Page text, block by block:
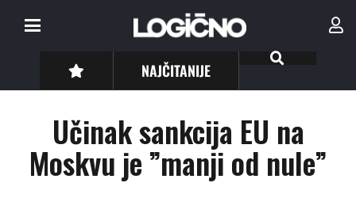
NAJČITANIJE
Učinak sankcija EU na
Moskvu je ”manji od nule”